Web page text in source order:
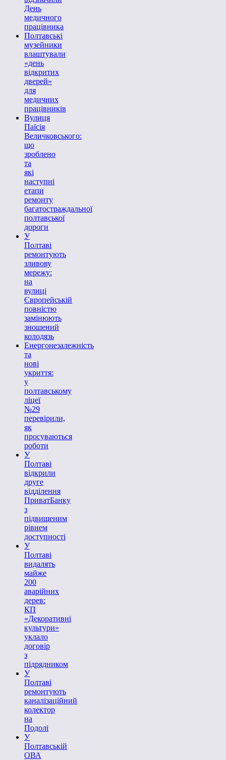
День
медичного
працівника
Полтавські
музейники
влаштували
«день
відкритих
дверей»
для
медичних
працівників
Вулиця
Паїсія
Величковського:
що
зроблено
та
які
наступні
етапи
ремонту
багатостраждальної
полтавської
дороги
У
Полтаві
ремонтують
зливову
мережу:
на
вулиці
Європейській
повністю
замінюють
зношений
колодязь
Енергонезалежність
та
нові
укриття:
у
полтавському
ліцеї
№29
перевірили,
як
просуваються
роботи
У
Полтаві
відкрили
друге
відділення
ПриватБанку
з
підвищеним
рівнем
доступності
У
Полтаві
видалять
майже
200
аварійних
дерев:
КП
«Декоративні
культури»
уклало
договір
з
підрядником
У
Полтаві
ремонтують
каналізаційний
колектор
на
Подолі
У
Полтавській
ОВА